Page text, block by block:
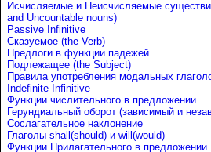
Исчисляемые и Неисчисляемые
and Uncountable nouns)
Passive Infinitive
Сказуемое (the Verb)
Предлоги в функции падежей
Подлежащее (the Subject)
Правила употребления модальных
Indefinite Infinitive
Функции числительного в предложении
Герундиальный оборот (зависимый и
Сослагательное наклонение
Глаголы shall(should) и will(would)
Функции Прилагательного в предложении